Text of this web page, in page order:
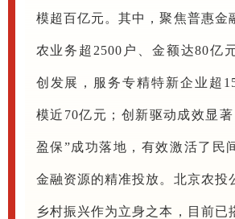
模超百亿元。其中，聚焦普惠金
农业务超2500户、金额达80亿
创发展，服务专精特新企业超
模近70亿元；创新驱动成效显
盈保”成功落地，有效激活了民
金融资源的精准投放。北京农投
乡村振兴作为立身之本，目前已